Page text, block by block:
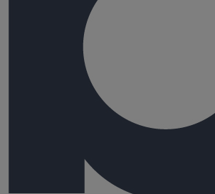
80 - 2M000 - BEIGE (RAL 1015)
rond droit DE 80 - 2M000 - BEIGE